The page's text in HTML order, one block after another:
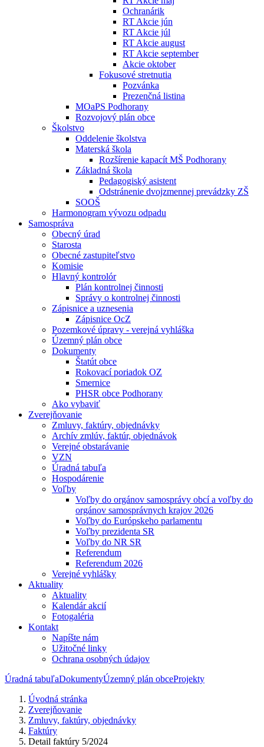
Ochranárik
RT Akcie jún
RT Akcie júl
RT Akcie august
RT Akcie september
Akcie oktober
Fokusové stretnutia
Pozvánka
Prezenčná listina
MOaPS Podhorany
Rozvojový plán obce
Školstvo
Oddelenie školstva
Materská škola
Rozšírenie kapacít MŠ Podhorany
Základná škola
Pedagogiský asistent
Odstránenie dvojzmennej prevádzky ZŠ
SOOŠ
Harmonogram vývozu odpadu
Samospráva
Obecný úrad
Starosta
Obecné zastupiteľstvo
Komisie
Hlavný kontrolór
Plán kontrolnej činnosti
Správy o kontrolnej činnosti
Zápisnice a uznesenia
Zápisnice OcZ
Pozemkové úpravy - verejná vyhláška
Územný plán obce
Dokumenty
Štatút obce
Rokovací poriadok OZ
Smernice
PHSR obce Podhorany
Ako vybaviť
Zverejňovanie
Zmluvy, faktúry, objednávky
Archív zmlúv, faktúr, objednávok
Verejné obstarávanie
VZN
Úradná tabuľa
Hospodárenie
Voľby
Voľby do orgánov samosprávy obcí a voľby do
orgánov samosprávnych krajov 2026
Voľby do Európskeho parlamentu
Voľby prezidenta SR
Voľby do NR SR
Referendum
Referendum 2026
Verejné vyhlášky
Aktuality
Aktuality
Kalendár akcií
Fotogaléria
Kontakt
Napíšte nám
Užitočné linky
Ochrana osobných údajov
Úradná tabuľaDokumentyÚzemný plán obceProjekty
Úvodná stránka
Zverejňovanie
Zmluvy, faktúry, objednávky
Faktúry
Detail faktúry 5/2024